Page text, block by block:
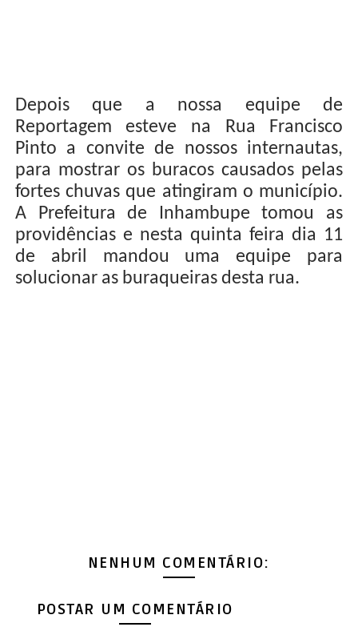
Depois que a nossa equipe de
Reportagem esteve na Rua Francisco
Pinto a convite de nossos internautas,
para mostrar os buracos causados pelas
fortes chuvas que atingiram o município.
A Prefeitura de Inhambupe tomou as
providências e nesta quinta feira dia 11
de abril mandou uma equipe para
solucionar as buraqueiras desta rua.
NENHUM COMENTÁRIO:
POSTAR UM COMENTÁRIO